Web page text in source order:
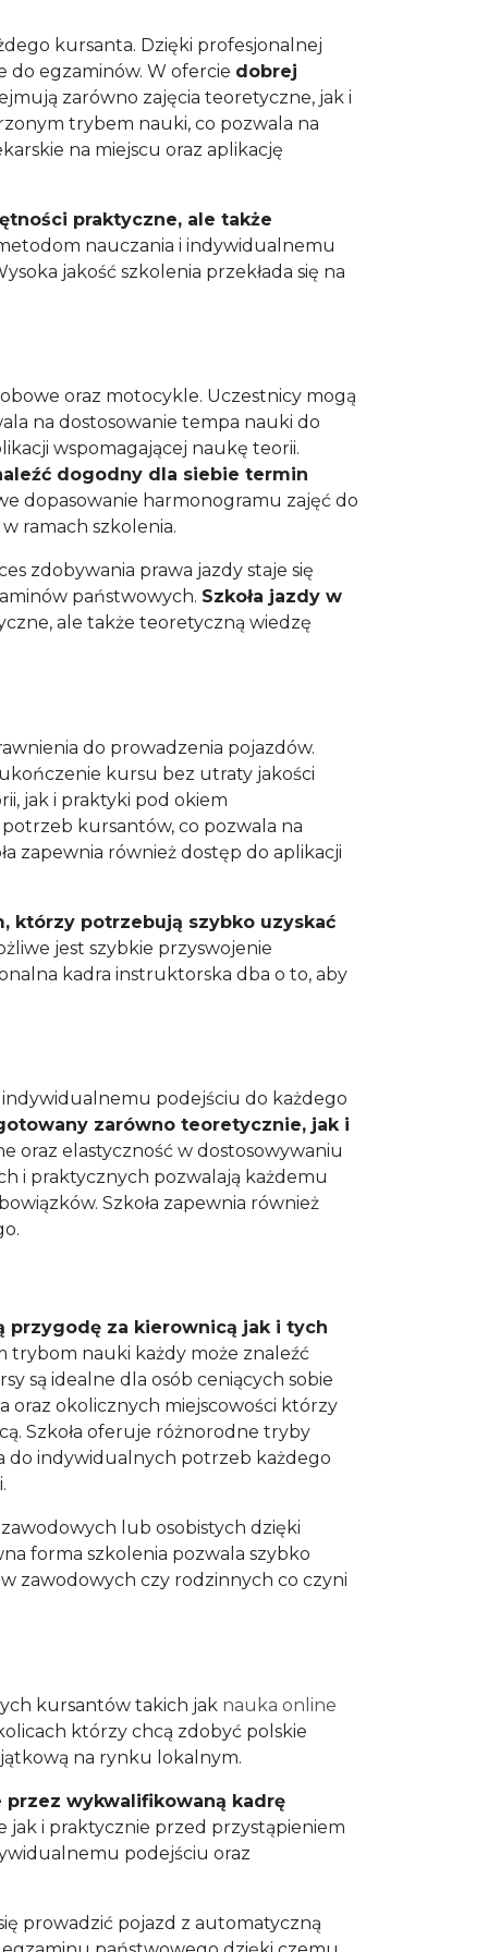
kursanta. Dzięki profesjonalnej
do egzaminów. W ofercie dobrej
zarówno zajęcia teoretyczne, jak i
trybem nauki, co pozwala na
na miejscu oraz aplikację
praktyczne, ale także
nauczania i indywidualnemu
jakość szkolenia przekłada się na
oraz motocykle. Uczestnicy mogą
na dostosowanie tempa nauki do
wspomagającej naukę teorii.
dogodny dla siebie termin
dopasowanie harmonogramu zajęć do
ramach szkolenia.
zdobywania prawa jazdy staje się
państwowych. Szkoła jazdy w
ale także teoretyczną wiedzę
do prowadzenia pojazdów.
kursu bez utraty jakości
jak i praktyki pod okiem
kursantów, co pozwala na
zapewnia również dostęp do aplikacji
którzy potrzebują szybko uzyskać
jest szybkie przyswojenie
kadra instruktorska dba o to, aby
indywidualnemu podejściu do każdego
zarówno teoretycznie, jak i
oraz elastyczność w dostosowywaniu
i praktycznych pozwalają każdemu
Szkoła zapewnia również
przygodę za kierownicą jak i tych
trybom nauki każdy może znaleźć
są idealne dla osób ceniących sobie
oraz okolicznych miejscowości którzy
Szkoła oferuje różnorodne tryby
do indywidualnych potrzeb każdego
lub osobistych dzięki
forma szkolenia pozwala szybko
zawodowych czy rodzinnych co czyni
kursantów takich jak nauka online
którzy chcą zdobyć polskie
na rynku lokalnym.
wykwalifikowaną kadrę
jak i praktycznie przed przystąpieniem
podejściu oraz
prowadzić pojazd z automatyczną